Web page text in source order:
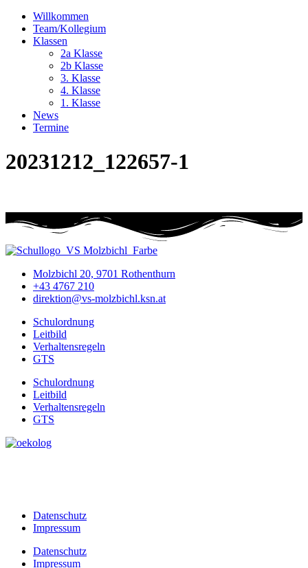
Willkommen
Team/Kollegium
Klassen
2a Klasse
2b Klasse
3. Klasse
4. Klasse
1. Klasse
News
Termine
20231212_122657-1
Molzbichl 20, 9701 Rothenthurn
+43 4767 210
direktion@vs-molzbichl.ksn.at
Schulordnung
Leitbild
Verhaltensregeln
GTS
Schulordnung
Leitbild
Verhaltensregeln
GTS
Datenschutz
Impressum
Datenschutz
Impressum